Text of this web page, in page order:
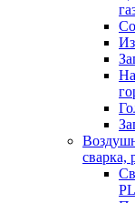
сварка,